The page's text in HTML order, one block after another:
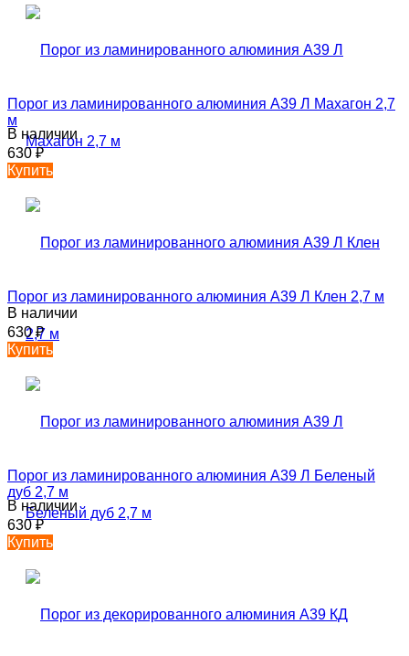
Порог из ламинированного алюминия А39 Л Махагон 2,7
м
В наличии
630₽
Купить
Порог из ламинированного алюминия А39 Л Клен 2,7 м
В наличии
630₽
Купить
Порог из ламинированного алюминия А39 Л Беленый
дуб 2,7 м
В наличии
630₽
Купить